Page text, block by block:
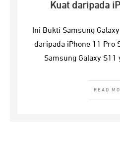
Kuat daripada
Ini Bukti Samsung
daripada iPhone 11 Pro
Samsung Galaxy S11
READ